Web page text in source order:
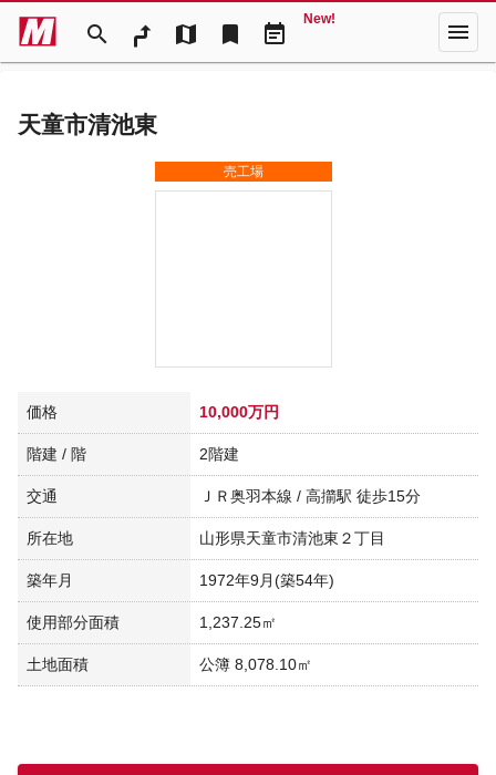
search map bookmark event_note
New! menu
天童市清池東
売工場
価格 10,000万円
階建 / 階 2階建
交通 ＪＲ奥羽本線 / 高擶駅 徒歩15分
所在地 山形県天童市清池東２丁目
築年月 1972年9月(築54年)
使用部分面積 1,237.25㎡
土地面積 公簿 8,078.10㎡